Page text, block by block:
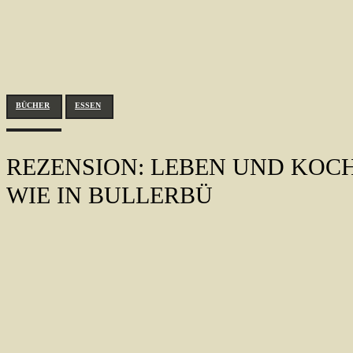
BÜCHER ESSEN
REZENSION: LEBEN UND
WIE IN BULLERBÜ